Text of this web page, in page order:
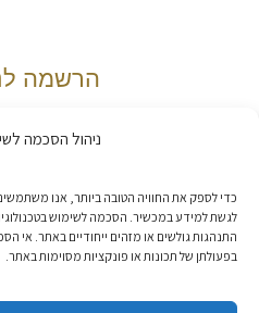
ניהול הסכמה
כדי לספק את החוויה הטובה ביותר, אנו משתמשים
לגשת למידע במכשיר. הסכמה לשימוש
התנהגות גולשים או מזהים ייחודיים באתר. אי
בפעולתן של תכונות או פונקציות מסוימות באתר.
הרשמה